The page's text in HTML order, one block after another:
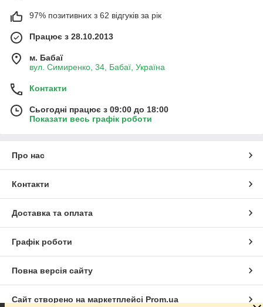
97% позитивних з 62 відгуків за рік
Працює з 28.10.2013
м. Бабаї
вул. Симиренко, 34, Бабаї, Україна
Контакти
Сьогодні працює з 09:00 до 18:00
Показати весь графік роботи
Про нас
Контакти
Доставка та оплата
Графік роботи
Повна версія сайту
Сайт створено на маркетплейсі Prom.ua